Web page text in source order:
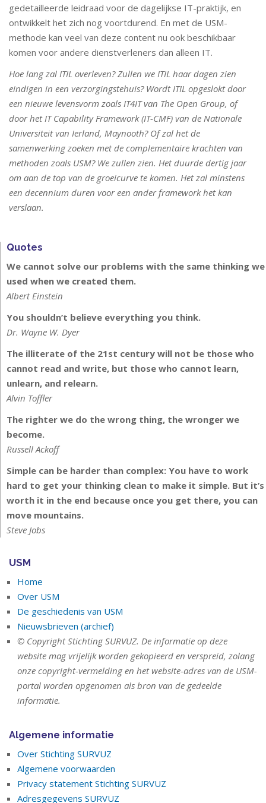
gedetailleerde leidraad voor de dagelijkse IT-praktijk, en
ontwikkelt het zich nog voortdurend. En met de USM-
methode kan veel van deze content nu ook beschikbaar
komen voor andere dienstverleners dan alleen IT.
Hoe lang zal ITIL overleven? Zullen we ITIL haar dagen zien
eindigen in een verzorgingstehuis? Wordt ITIL opgeslokt door
een nieuwe levensvorm zoals IT4IT van The Open Group, of
door het IT Capability Framework (IT-CMF) van de Nationale
Universiteit van Ierland, Maynooth? Of zal het de
samenwerking zoeken met de complementaire krachten van
methoden zoals USM? We zullen zien. Het duurde dertig jaar
om aan de top van de groeicurve te komen. Het zal minstens
een decennium duren voor een ander framework het kan
verslaan.
Quotes
We cannot solve our problems with the same thinking we
used when we created them.
Albert Einstein
You shouldn’t believe everything you think.
Dr. Wayne W. Dyer
The illiterate of the 21st century will not be those who
cannot read and write, but those who cannot learn,
unlearn, and relearn.
Alvin Toffler
The righter we do the wrong thing, the wronger we
become.
Russell Ackoff
Simple can be harder than complex: You have to work
hard to get your thinking clean to make it simple. But it’s
worth it in the end because once you get there, you can
move mountains.
Steve Jobs
USM
Home
Over USM
De geschiedenis van USM
Nieuwsbrieven (archief)
© Copyright Stichting SURVUZ. De informatie op deze
website mag vrijelijk worden gekopieerd en verspreid, zolang
onze copyright-vermelding en het website-adres van de USM-
portal worden opgenomen als bron van de gedeelde
informatie.
Algemene informatie
Over Stichting SURVUZ
Algemene voorwaarden
Privacy statement Stichting SURVUZ
Adresgegevens SURVUZ